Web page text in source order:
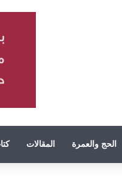
الحج والعمرة المقالات